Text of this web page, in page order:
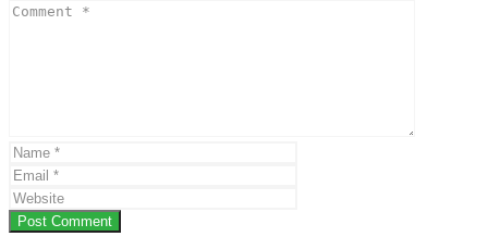
Post Comment